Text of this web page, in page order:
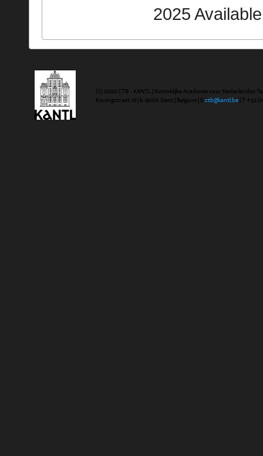
2025
(C) 2020 CTB - KANTL | Koninklijke Academie voor Nederlandse
Koningstraat 18 | b-9000 Gent | Belgium | E ctb@kantl.be | T +32